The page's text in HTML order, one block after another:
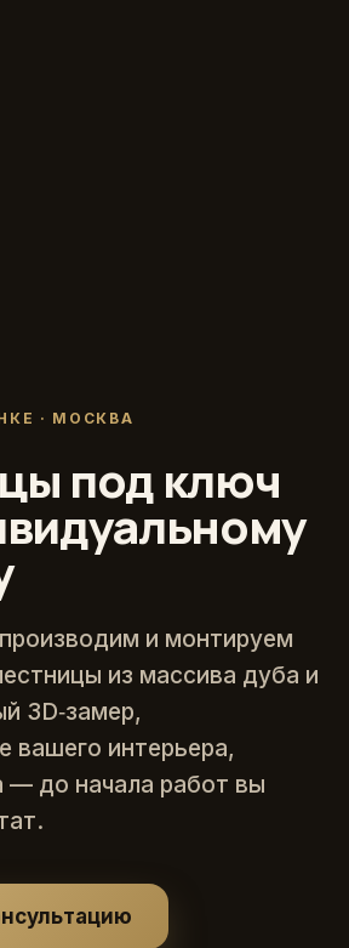
· МОСКВА
под ключ
и монтируем
из массива дуба и
3D‑замер,
вашего интерьера,
— до начала работ вы